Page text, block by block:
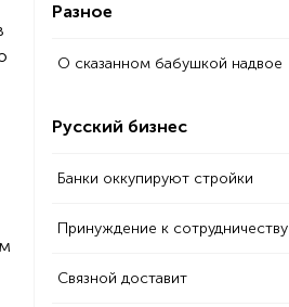
Разное
О сказанном бабушкой надвое
Русский бизнес
Банки оккупируют стройки
Принуждение к сотрудничеству
Связной доставит